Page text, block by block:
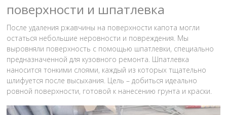
поверхности и шпатлевка
После удаления ржавчины на поверхности капота могли
остаться небольшие неровности и повреждения. Мы
выровняли поверхность с помощью шпатлевки, специально
предназначенной для кузовного ремонта. Шпатлевка
наносится тонкими слоями, каждый из которых тщательно
шлифуется после высыхания. Цель – добиться идеально
ровной поверхности, готовой к нанесению грунта и краски.